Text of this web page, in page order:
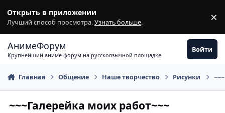
Открыть в приложении
Лучший способ просмотра.Узнать больше. ×
АнимеФорум
Крупнейший аниме-форум на русскоязычной площадке
Войти
Главная Общение Наше творчество Рисунки
~~~Галерейка моих работ~~~